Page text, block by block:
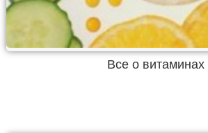
Все о витаминах